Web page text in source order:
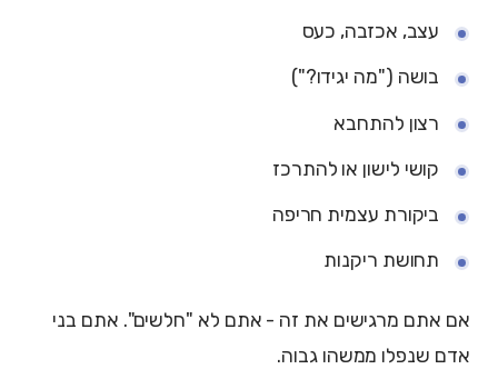
עצב, אכזבה, כעס
בושה ("מה יגידו?")
רצון להתחבא
קושי לישון או להתרכז
ביקורת עצמית חריפה
תחושת ריקנות
אם אתם מרגישים את זה - אתם לא "חלשים". אתם בני
אדם שנפלו ממשהו גבוה.